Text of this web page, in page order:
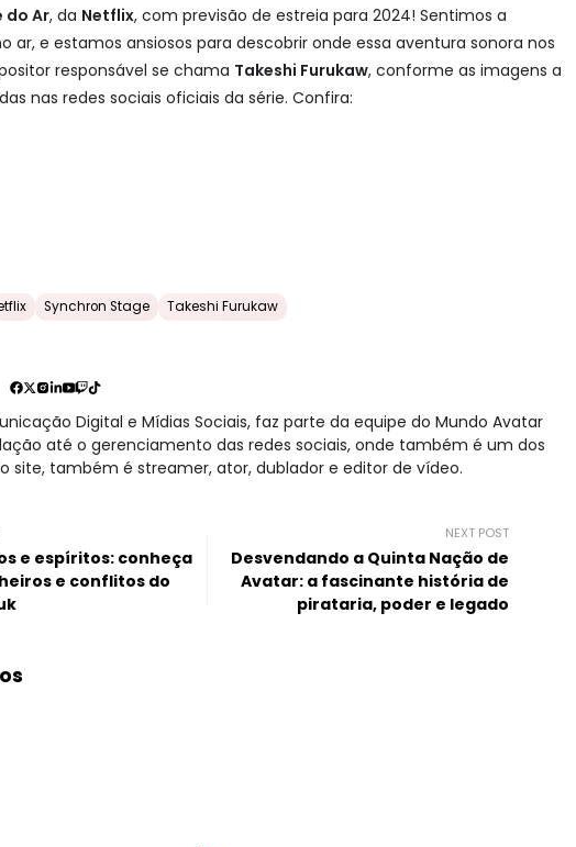
do Ar, da Netflix, com previsão de estreia para 2024! Sentimos a
ar, e estamos ansiosos para descobrir onde essa aventura sonora nos
responsável se chama Takeshi Furukaw, conforme as imagens a
nas redes sociais oficiais da série. Confira:
Synchron Stage Takeshi Furukaw
Digital e Mídias Sociais, faz parte da equipe do Mundo Avatar
até o gerenciamento das redes sociais, onde também é um dos
site, também é streamer, ator, dublador e editor de vídeo.
e espíritos: conheça
e conflitos do
NEXT POST
Desvendando a Quinta Nação de
Avatar: a fascinante história de
pirataria, poder e legado